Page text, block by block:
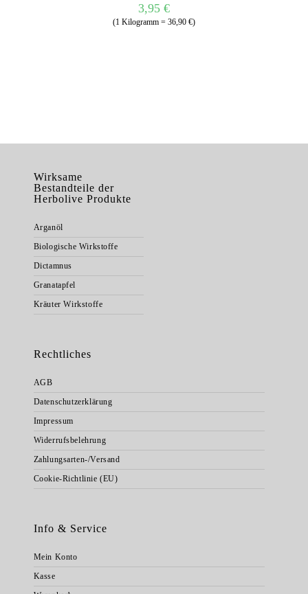
3,95 €
(1 Kilogramm = 36,90 €)
Wirksame
Bestandteile der
Herbolive Produkte
Arganöl
Biologische Wirkstoffe
Dictamnus
Granatapfel
Kräuter Wirkstoffe
Rechtliches
AGB
Datenschutzerklärung
Impressum
Widerrufsbelehrung
Zahlungsarten-/Versand
Cookie-Richtlinie (EU)
Info & Service
Mein Konto
Kasse